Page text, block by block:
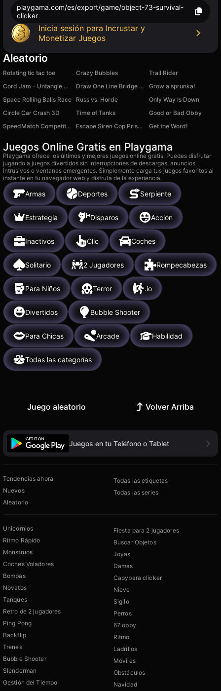
playgama.com/es/export/game/object-73-survival-
clicker
Inicia sesión para Incrustar y
Monetizar Juegos
Aleatorio
Rotating tic tac toe Crazy Bubbles
Trail Rider
Cord Jam - Untangle Thread Ropes
Draw One Line Bridge Puzzle
Grow a sprunka!
Space Rolling Balls Race
Russ vs. Horde
Only Way Is Down
Circle Car Crash 3D
Time of Tanks
Good or Bad Obby
SpeedMatch Competition
Escape Siren Cop Prison Obby Get the Word!
Juegos Online Gratis en Playgama
Playgama ofrece los últimos y mejores juegos online gratis. Puedes disfrutar
jugando a juegos divertidos sin interrupciones de descargas, anuncios
intrusivos o ventanas emergentes. Simplemente carga tus juegos favoritos al
instante en tu navegador web y disfruta de la experiencia.
Armas Deportes Serpiente
Estrategia Disparos Acción
Inactivos Clic Coches
Solitario 2 Jugadores Rompecabezas
Para Niños Terror .io
Divertidos Bubble Shooter
Para Chicas Arcade Habilidad
Todas las categorías
Juego aleatorio Volver Arriba
Juegos en tu Teléfono o Tablet
Tendencias ahora
Nuevos
Aleatorio
Todas las etiquetas
Todas las series
Unicornios
Ritmo Rápido
Monstruos
Coches Voladores
Bombas
Novatos
Tanques
Retro de 2 jugadores
Ping Pong
Backflip
Trenes
Bubble Shooter
Slenderman
Gestión del Tiempo
Fiesta para 2 jugadores
Buscar Objetos
Joyas
Damas
Capybara clicker
Nieve
Sigilo
Perros
67 obby
Ritmo
Ladrillos
Móviles
Obstáculos
Navidad